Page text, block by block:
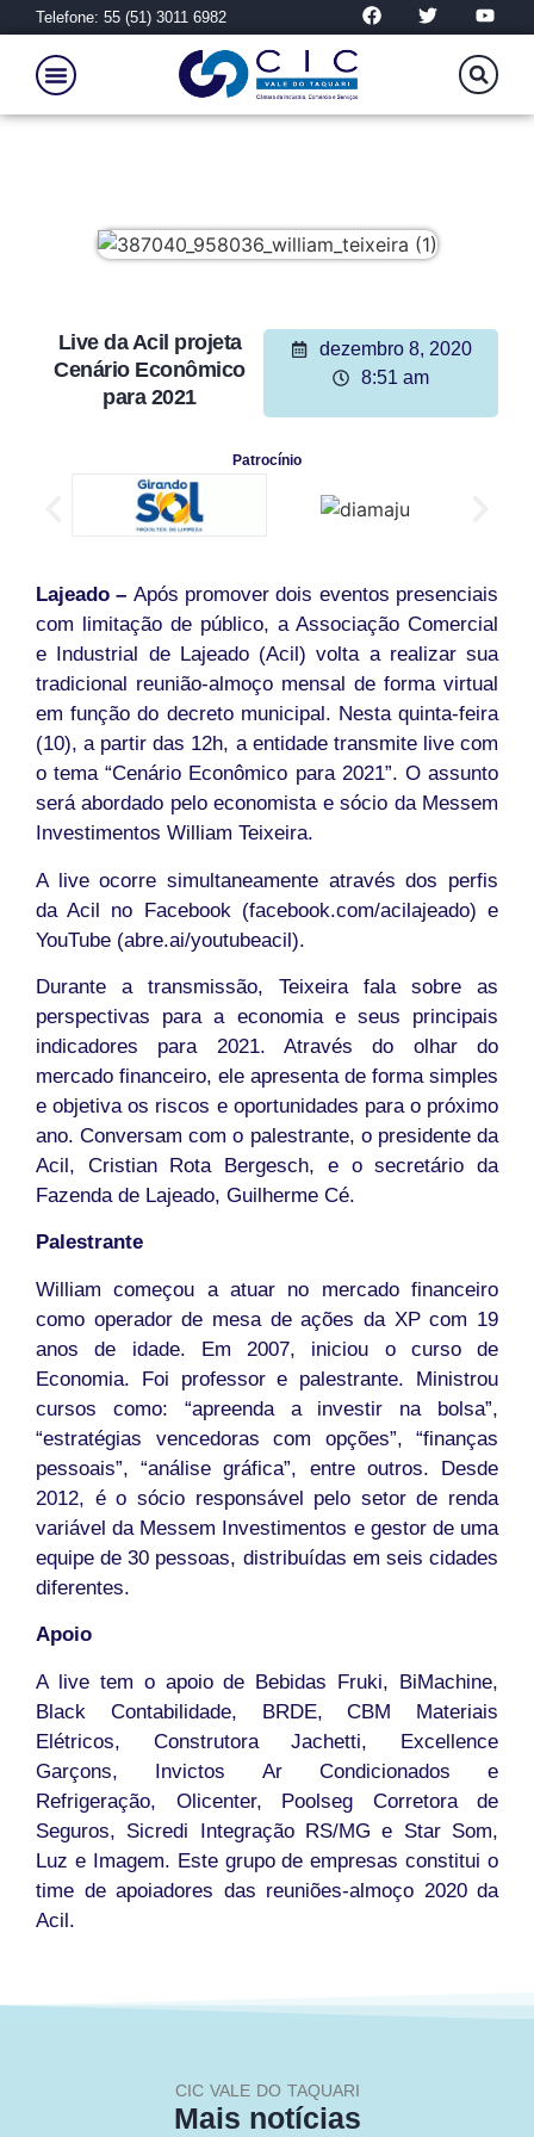
Telefone: 55 (51) 3011 6982
Live da Acil projeta
Cenário Econômico
para 2021
dezembro 8, 2020
8:51 am
Patrocínio
Lajeado – Após promover dois eventos presenciais
com limitação de público, a Associação Comercial
e Industrial de Lajeado (Acil) volta a realizar sua
tradicional reunião-almoço mensal de forma virtual
em função do decreto municipal. Nesta quinta-feira
(10), a partir das 12h, a entidade transmite live com
o tema “Cenário Econômico para 2021”. O assunto
será abordado pelo economista e sócio da Messem
Investimentos William Teixeira.
A live ocorre simultaneamente através dos perfis
da Acil no Facebook (facebook.com/acilajeado) e
YouTube (abre.ai/youtubeacil).
Durante a transmissão, Teixeira fala sobre as
perspectivas para a economia e seus principais
indicadores para 2021. Através do olhar do
mercado financeiro, ele apresenta de forma simples
e objetiva os riscos e oportunidades para o próximo
ano. Conversam com o palestrante, o presidente da
Acil, Cristian Rota Bergesch, e o secretário da
Fazenda de Lajeado, Guilherme Cé.
Palestrante
William começou a atuar no mercado financeiro
como operador de mesa de ações da XP com 19
anos de idade. Em 2007, iniciou o curso de
Economia. Foi professor e palestrante. Ministrou
cursos como: “apreenda a investir na bolsa”,
“estratégias vencedoras com opções”, “finanças
pessoais”, “análise gráfica”, entre outros. Desde
2012, é o sócio responsável pelo setor de renda
variável da Messem Investimentos e gestor de uma
equipe de 30 pessoas, distribuídas em seis cidades
diferentes.
Apoio
A live tem o apoio de Bebidas Fruki, BiMachine,
Black Contabilidade, BRDE, CBM Materiais
Elétricos, Construtora Jachetti, Excellence
Garçons, Invictos Ar Condicionados e
Refrigeração, Olicenter, Poolseg Corretora de
Seguros, Sicredi Integração RS/MG e Star Som,
Luz e Imagem. Este grupo de empresas constitui o
time de apoiadores das reuniões-almoço 2020 da
Acil.
CIC VALE DO TAQUARI
Mais notícias